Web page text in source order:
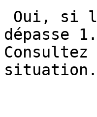
dépasse
situation.